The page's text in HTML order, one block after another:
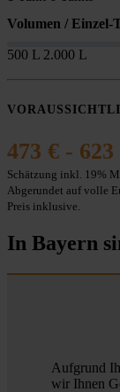
Volumen / Einzel-
500 L 2.000 L
473 € - 623
Schätzung inkl. 19%
Abgerundet auf volle
Preis inklusive.
In Bayern
Aufgrund
wir Ihnen